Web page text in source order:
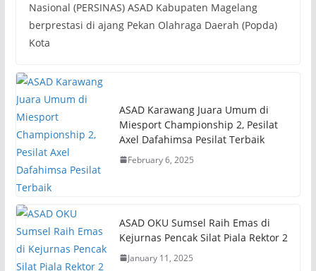
Nasional (PERSINAS) ASAD Kabupaten Magelang
berprestasi di ajang Pekan Olahraga Daerah (Popda)
Kota
ASAD Karawang Juara Umum di
Miesport Championship 2, Pesilat
Axel Dafahimsa Pesilat Terbaik
February 6, 2025
ASAD OKU Sumsel Raih Emas di
Kejurnas Pencak Silat Piala Rektor 2
January 11, 2025